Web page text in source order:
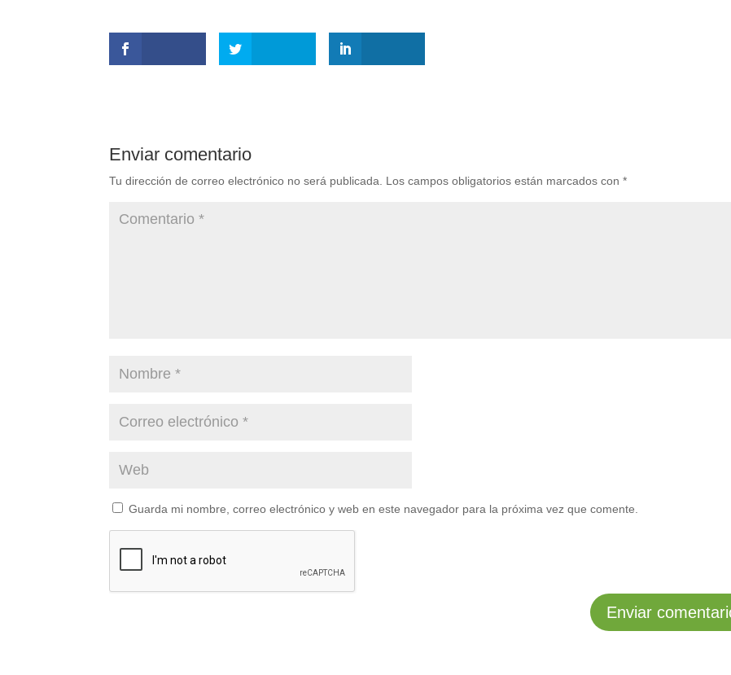
Enviar comentario
Tu dirección de correo electrónico no será publicada. Los campos obligatorios están marcados con*
Guarda mi nombre, correo electrónico y web en este navegador para la próxima vez que comente.